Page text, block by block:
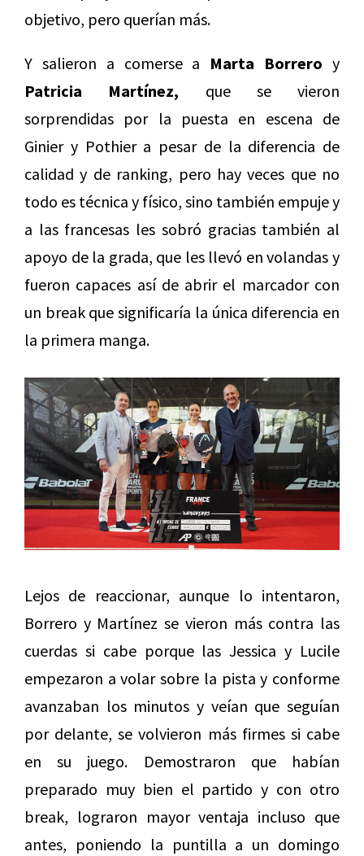
objetivo, pero querían más.
Y salieron a comerse a Marta Borrero y
Patricia Martínez, que se vieron
sorprendidas por la puesta en escena de
Ginier y Pothier a pesar de la diferencia de
calidad y de ranking, pero hay veces que no
todo es técnica y físico, sino también empuje y
a las francesas les sobró gracias también al
apoyo de la grada, que les llevó en volandas y
fueron capaces así de abrir el marcador con
un break que significaría la única diferencia en
la primera manga.
Lejos de reaccionar, aunque lo intentaron,
Borrero y Martínez se vieron más contra las
cuerdas si cabe porque las Jessica y Lucile
empezaron a volar sobre la pista y conforme
avanzaban los minutos y veían que seguían
por delante, se volvieron más firmes si cabe
en su juego. Demostraron que habían
preparado muy bien el partido y con otro
break, lograron mayor ventaja incluso que
antes, poniendo la puntilla a un domingo